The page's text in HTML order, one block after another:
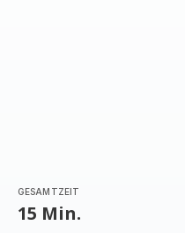
GESAMTZEIT
15 Min.